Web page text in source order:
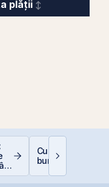
plății
Cum deschizi
bursă în 10